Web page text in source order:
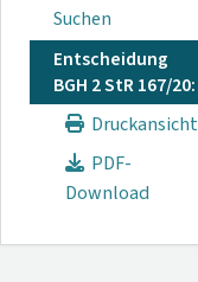
Suchen
Entscheidung
BGH 2 StR 167/20:
Druckansicht
PDF-
Download